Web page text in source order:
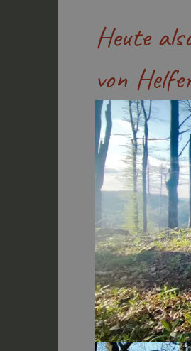
Heute
von